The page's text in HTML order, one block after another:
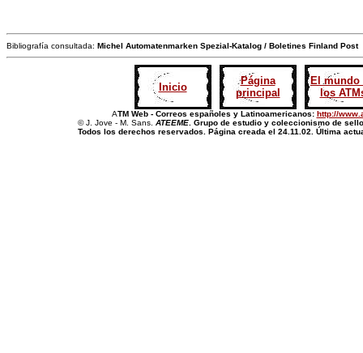
Bibliografía consultada: Michel Automatenmarken Spezial-Katalog / Boletines Finland Post
Inicio
Página
principal
El mundo
los
ATM Web - Correos españoles y Latinoamericanos: http://
© J. Jove - M. Sans. ATEEME. Grupo de estudio y coleccionismo de
Todos los derechos reservados. Página creada el 24.11.02. Última